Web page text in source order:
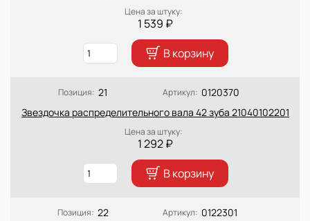
Цена за штуку:
1 539 ₽
В корзину
Позиция: 21 Артикул: 0120370
Звездочка распределительного вала 42 зуба 21040102201
Цена за штуку:
1 292 ₽
В корзину
Позиция: 22 Артикул: 0122301